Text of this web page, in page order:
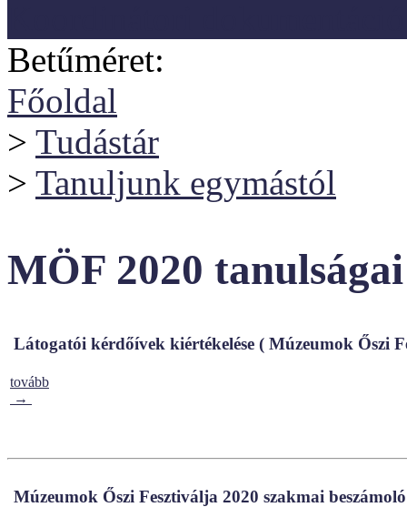
Betűméret:
Főoldal
> Tudástár
> Tanuljunk egymástól
MÖF 2020 tanulságai
Látogatói kérdőívek kiértékelése ( Múzeumok Őszi
tovább
→
Múzeumok Őszi Fesztiválja 2020 szakmai beszámoló